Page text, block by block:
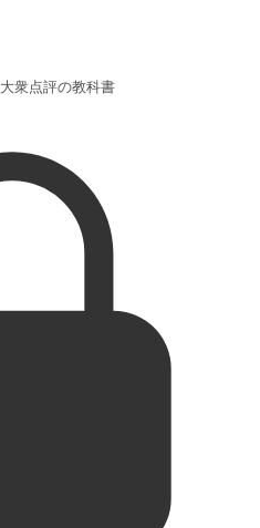
大衆点評の教科書